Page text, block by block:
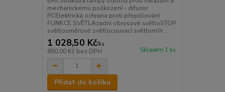
mechanickému poškození - difuzor
PCElektrická ochrana proti přepólování
FUNKCE SVĚTLAzadní obrysové světloSTOP
světlosměrové světlocouvací světlomlh...
1 028,50 Kč/ks
850,00 Kč bez DPH Skladem 1 ks
Přidat do košíku